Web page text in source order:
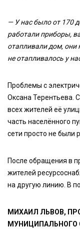
— У нас было от 170
работали приборы,
отапливали дом,
не отапливалось у
Проблемы с
Оксана Терентьева.
всех жителей её
часть населённого
сети просто не были
После обращения в
жителей
на другую линию. В
МИХАИЛ ЛЬВОВ,
МУНИЦИПАЛЬНОГО